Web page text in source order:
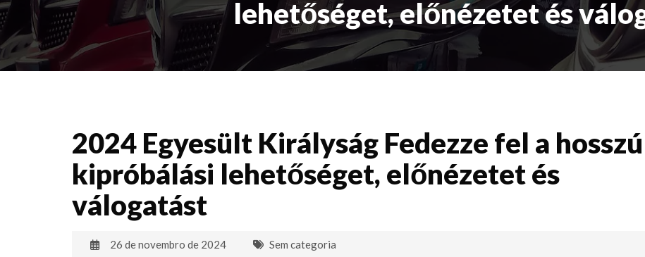
lehetőséget, előnézetet és
2024 Egyesült Királyság Fedezze fel a hosszú
kipróbálási lehetőséget, előnézetet és
válogatást
26 de novembro de 2024 Sem categoria